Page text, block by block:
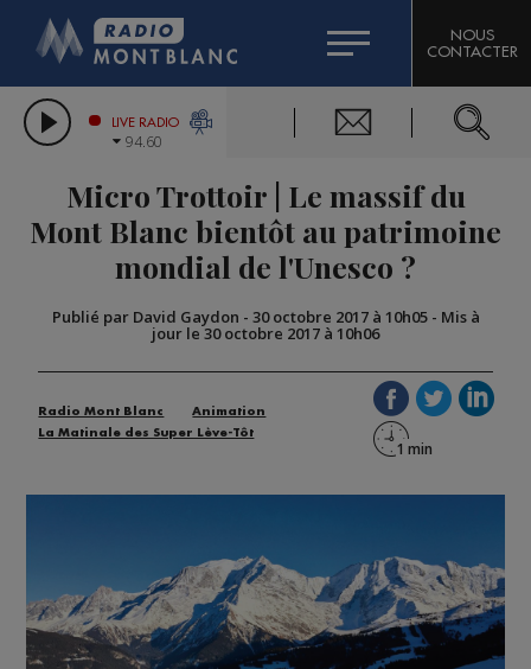
LES CHRONIQUES DE L'EXPERT
CITIZEN MACHINERY
GRAND MASSIF DOMAINES SKIABLES
BIGARD
COMPAGNIE DU MONT-BLANC
NOUS
CONTACTER
LIVE RADIO
94.60
Micro Trottoir | Le massif du
Mont Blanc bientôt au patrimoine
mondial de l'Unesco ?
Publié par David Gaydon - 30 octobre 2017 à 10h05- Mis à
jour le 30 octobre 2017 à 10h06
Radio Mont Blanc
Animation
La Matinale des Super Lève-Tôt